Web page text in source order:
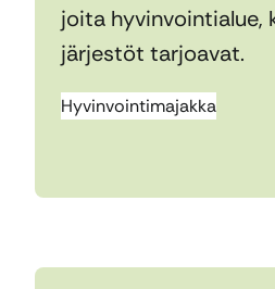
joita hyvinvointialue,
järjestöt tarjoavat.
Hyvinvointimajakka